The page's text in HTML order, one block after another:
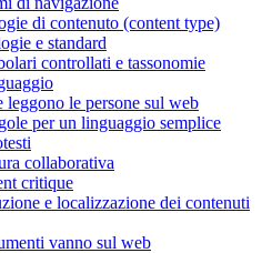
di contenuto (content type)
e standard
controllati e tassonomie
leggono le persone sul web
per un linguaggio semplice
collaborativa
critique
e localizzazione dei contenuti
vanno sul web